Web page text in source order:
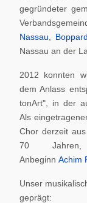
gegründeter
Nassau
Boppard
Nassau an der
2012 konnten
dem Anlass
tonArt", in der
Als
Chor derzeit
70
Anbeginn Achim
Unser
geprägt: